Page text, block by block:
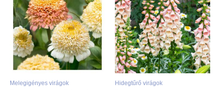
Melegigényes virágok Hidegtűrő virágok